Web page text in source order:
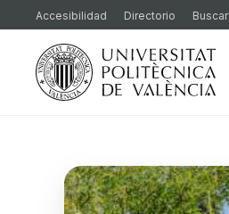
Accesibilidad Directorio Buscar